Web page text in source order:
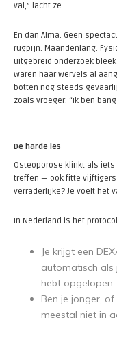
val,” lacht ze.
En dan Alma. Geen
rugpijn. Maandenlang.
uitgebreid onderzoek
waren haar wervels al
botten nog steeds
zoals vroeger. “Ik ben
De harde les
Osteoporose klinkt als
treffen — ook fitte vijftigers
verraderlijke? Je voelt het
In Nederland is het
Je krijgt een
automatisch als
hebt opgelopen.
Ben je jonger,
meestal niet in